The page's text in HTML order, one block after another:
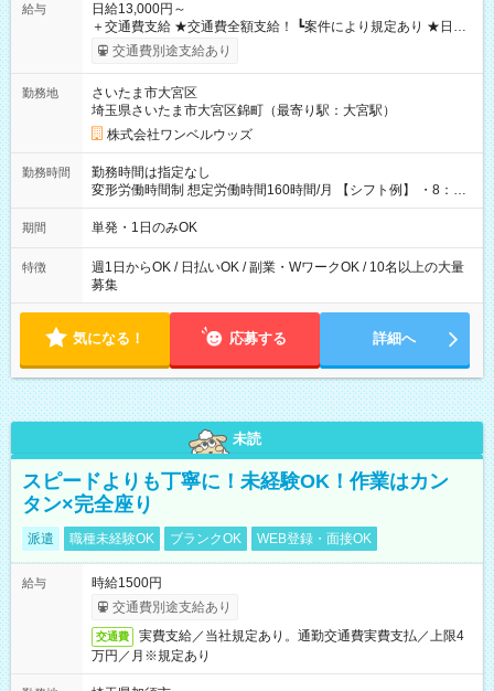
給与
日給13,000円～
＋交通費支給 ★交通費全額支給！ ┗案件により規定あり ★日払
いOK！（規定あり） ┗働いたその日に現金GET♪ お仕事後はコ
ンビニATMから 日払い分を引き落とせます！ 【試用期間】試
交通費別途支給あり
勤務地
さいたま市大宮区
埼玉県さいたま市大宮区錦町（最寄り駅：大宮駅）
株式会社ワンベルウッズ
勤務時間
勤務時間は指定なし
変形労働時間制 想定労働時間160時間/月 【シフト例】 ・8：00
～21：00
期間 単発・1日のみOK
特徴
週1日からOK / 日払いOK / 副業・WワークOK / 10名以上の大量
募集
気になる！ 応募する 詳細へ
未読
スピードよりも丁寧に！未経験OK！作業はカン
タン×完全座り
派遣 職種未経験OK ブランクOK WEB登録・面接OK
給与
時給1500円
交通費別途支給あり
交通費
実費支給／当社規定あり。通勤交通費実費支払／上限4
万円／月※規定あり